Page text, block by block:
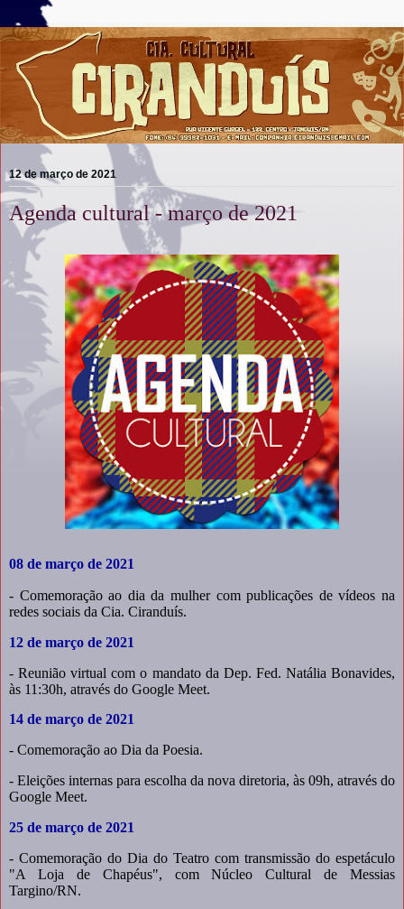
12 de março de 2021
Agenda cultural - março de 2021
08 de março de 2021
- Comemoração ao dia da mulher com publicações de vídeos na
redes sociais da Cia. Ciranduís.
12 de março de 2021
- Reunião virtual com o mandato da Dep. Fed. Natália Bonavides,
às 11:30h, através do Google Meet.
14 de março de 2021
- Comemoração ao Dia da Poesia.
- Eleições internas para escolha da nova diretoria, às 09h, através do
Google Meet.
25 de março de 2021
- Comemoração do Dia do Teatro com transmissão do espetáculo
"A Loja de Chapéus", com Núcleo Cultural de Messias
Targino/RN.